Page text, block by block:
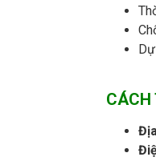
CÁCH